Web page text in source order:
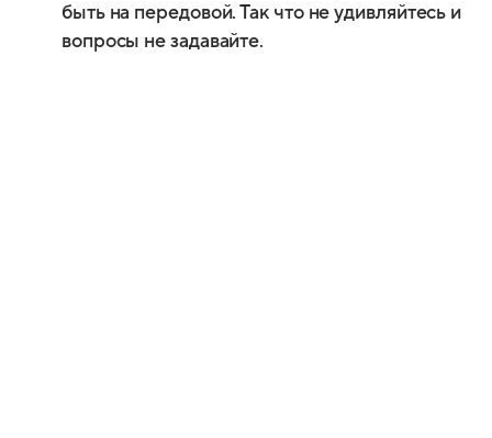
быть на передовой. Так что не удивляйтесь и
вопросы не задавайте.